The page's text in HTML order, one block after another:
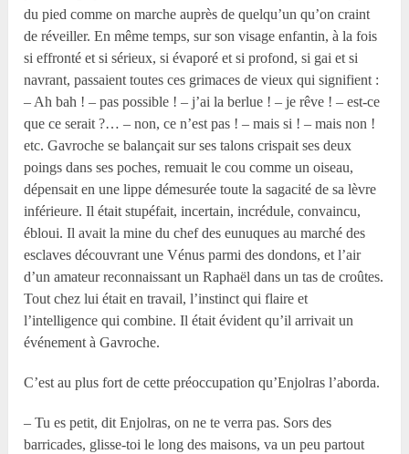
du pied comme on marche auprès de quelqu’un qu’on craint
de réveiller. En même temps, sur son visage enfantin, à la fois
si effronté et si sérieux, si évaporé et si profond, si gai et si
navrant, passaient toutes ces grimaces de vieux qui signifient :
– Ah bah ! – pas possible ! – j’ai la berlue ! – je rêve ! – est-ce
que ce serait ?… – non, ce n’est pas ! – mais si ! – mais non !
etc. Gavroche se balançait sur ses talons crispait ses deux
poings dans ses poches, remuait le cou comme un oiseau,
dépensait en une lippe démesurée toute la sagacité de sa lèvre
inférieure. Il était stupéfait, incertain, incrédule, convaincu,
ébloui. Il avait la mine du chef des eunuques au marché des
esclaves découvrant une Vénus parmi des dondons, et l’air
d’un amateur reconnaissant un Raphaël dans un tas de croûtes.
Tout chez lui était en travail, l’instinct qui flaire et
l’intelligence qui combine. Il était évident qu’il arrivait un
événement à Gavroche.
C’est au plus fort de cette préoccupation qu’Enjolras l’aborda.
– Tu es petit, dit Enjolras, on ne te verra pas. Sors des
barricades, glisse-toi le long des maisons, va un peu partout